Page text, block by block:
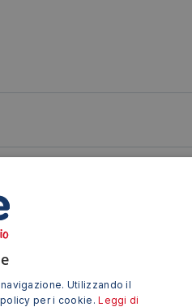
Utilizzando il
per i cookie.Leggi di